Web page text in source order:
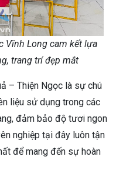
Vĩnh Long cam kết lựa
trang trí đẹp mắt
– Thiện Ngọc là sự chú
liệu sử dụng trong các
đảm bảo độ tươi ngon
nghiệp tại đây luôn tận
để mang đến sự hoàn